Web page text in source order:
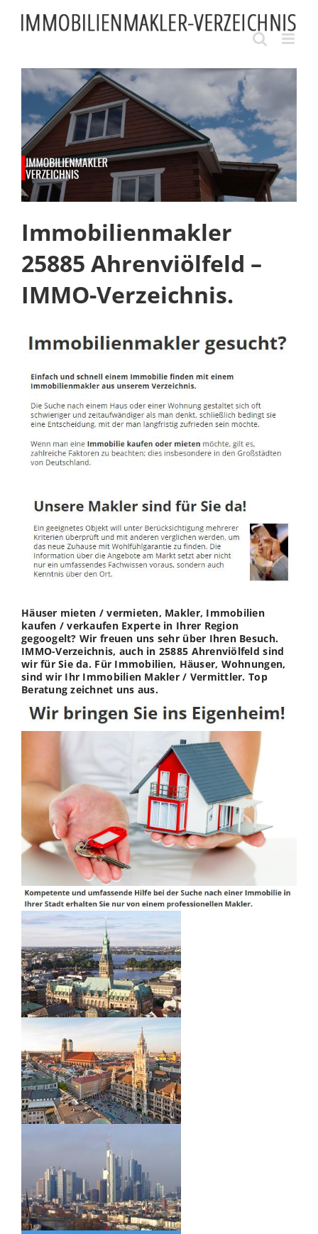
content
Immobilienmakler
25885 Ahrenviölfeld –
IMMO-Verzeichnis.
Häuser mieten / vermieten, Makler, Immobilien
kaufen / verkaufen Experte in Ihrer Region
gegoogelt? Wir freuen uns sehr über Ihren Besuch.
IMMO-Verzeichnis, auch in 25885 Ahrenviölfeld sind
wir für Sie da. Für Immobilien, Häuser, Wohnungen,
sind wir Ihr Immobilien Makler / Vermittler. Top
Beratung zeichnet uns aus.